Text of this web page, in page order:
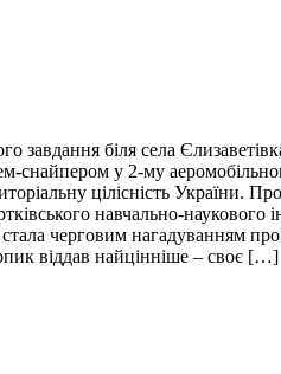
завдання біля села
снайпером у 2-му
цілісність України.
навчально-наукового
стала черговим нагадуванням
віддав найцінніше – своє […]